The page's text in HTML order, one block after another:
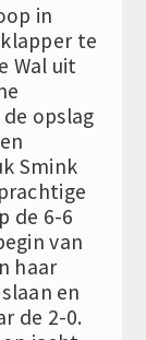
in
te
Wal uit
opslag
Smink
de 6-6
van
haar
en
de 2-0.